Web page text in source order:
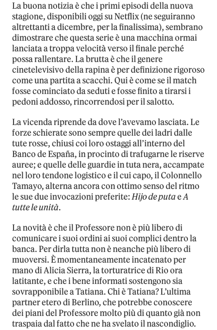
La buona notizia è che i primi episodi della nuova
stagione, disponibili oggi su Netflix (ne seguiranno
altrettanti a dicembre, per la finalissima), sembrano
dimostrare che questa serie è una macchina ormai
lanciata a troppa velocità verso il finale perché
possa rallentare. La brutta è che il genere
cinetelevisivo della rapina è per definizione rigoroso
come una partita a scacchi. Qui è come se il match
fosse cominciato da seduti e fosse finito a tirarsi i
pedoni addosso, rincorrendosi per il salotto.
La vicenda riprende da dove l’avevamo lasciata. Le
forze schierate sono sempre quelle dei ladri dalle
tute rosse, chiusi coi loro ostaggi all’interno del
Banco de España, in procinto di trafugarne le riserve
auree; e quelle delle guardie in tuta nera, accampate
nel loro tendone logistico e il cui capo, il Colonnello
Tamayo, alterna ancora con ottimo senso del ritmo
le sue due invocazioni preferite:Hijo de putaeA
tutte le unità.
La novità è che il Professore non è più libero di
comunicare i suoi ordini ai suoi complici dentro la
banca. Per dirla tutta non è neanche più libero di
muoversi. È momentaneamente incatenato per
mano di Alicia Sierra, la torturatrice di Rio ora
latitante, e che i bene informati sostengono sia
sovrapponibile a Tatiana. Chi è Tatiana? L’ultima
partner etero di Berlino, che potrebbe conoscere
dei piani del Professore molto più di quanto già non
traspaia dal fatto che ne ha svelato il nascondiglio.